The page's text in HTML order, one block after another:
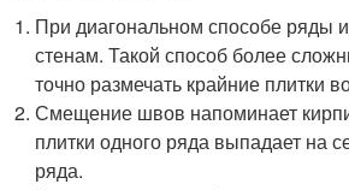
При диагональном способе ряды
стенам. Такой способ более
точно размечать крайние плитки
Смещение швов напоминает
плитки одного ряда выпадает на
ряда.